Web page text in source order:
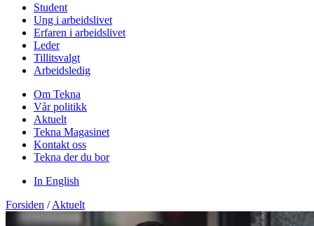
Student
Ung i arbeidslivet
Erfaren i arbeidslivet
Leder
Tillitsvalgt
Arbeidsledig
Om Tekna
Vår politikk
Aktuelt
Tekna Magasinet
Kontakt oss
Tekna der du bor
In English
Forsiden / Aktuelt